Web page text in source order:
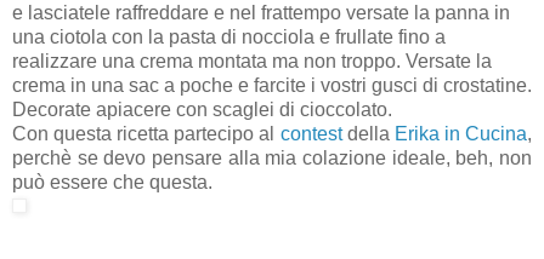
e lasciatele raffreddare e nel frattempo versate la panna in
una ciotola con la pasta di nocciola e frullate fino a
realizzare una crema montata ma non troppo. Versate la
crema in una sac a poche e farcite i vostri gusci di crostatine.
Decorate apiacere con scaglei di cioccolato.
Con questa ricetta partecipo al contestdella Erika in Cucina,
perchè se devo pensare alla mia colazione ideale, beh, non
può essere che questa.